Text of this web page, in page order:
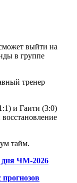
выйти на
в группе
тренер
и Гаити (3:0)
тайм.
дня ЧМ-2026